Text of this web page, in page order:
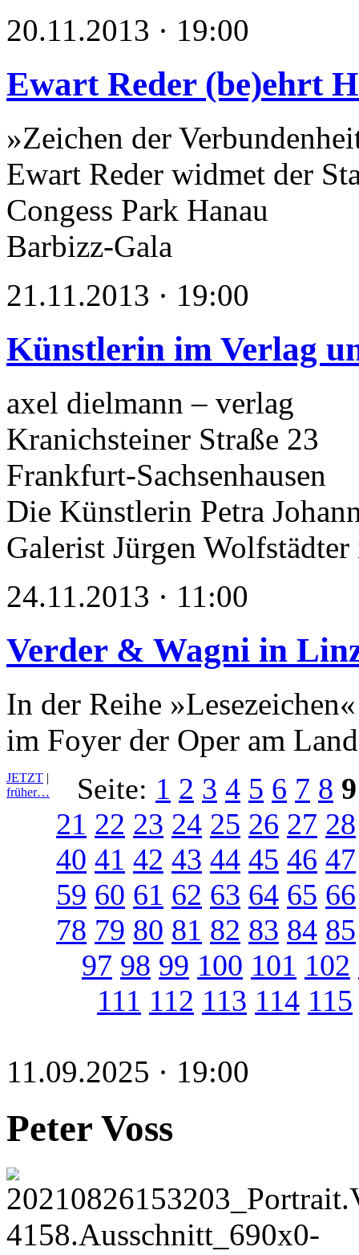
20.11.2013 · 19:00
Ewart Reder (be)ehrt
»Zeichen der
Ewart Reder widmet der
Congess Park Hanau
Barbizz-Gala
21.11.2013 · 19:00
Künstlerin im Verlag
axel dielmann – verlag
Kranichsteiner Straße 23
Frankfurt-Sachsenhausen
Die Künstlerin Petra
Galerist Jürgen
24.11.2013 · 11:00
Verder & Wagni in
In der Reihe »Lesezeichen«
im Foyer der Oper am
JETZT |
früher…
Seite: 1 2 3 4 5 6 7 8 9
21 22 23 24 25 26 27 28
40 41 42 43 44 45 46 47
59 60 61 62 63 64 65 66
78 79 80 81 82 83 84 85
97 98 99 100 101 102
111 112 113 114 115
11.09.2025 · 19:00
Peter Voss